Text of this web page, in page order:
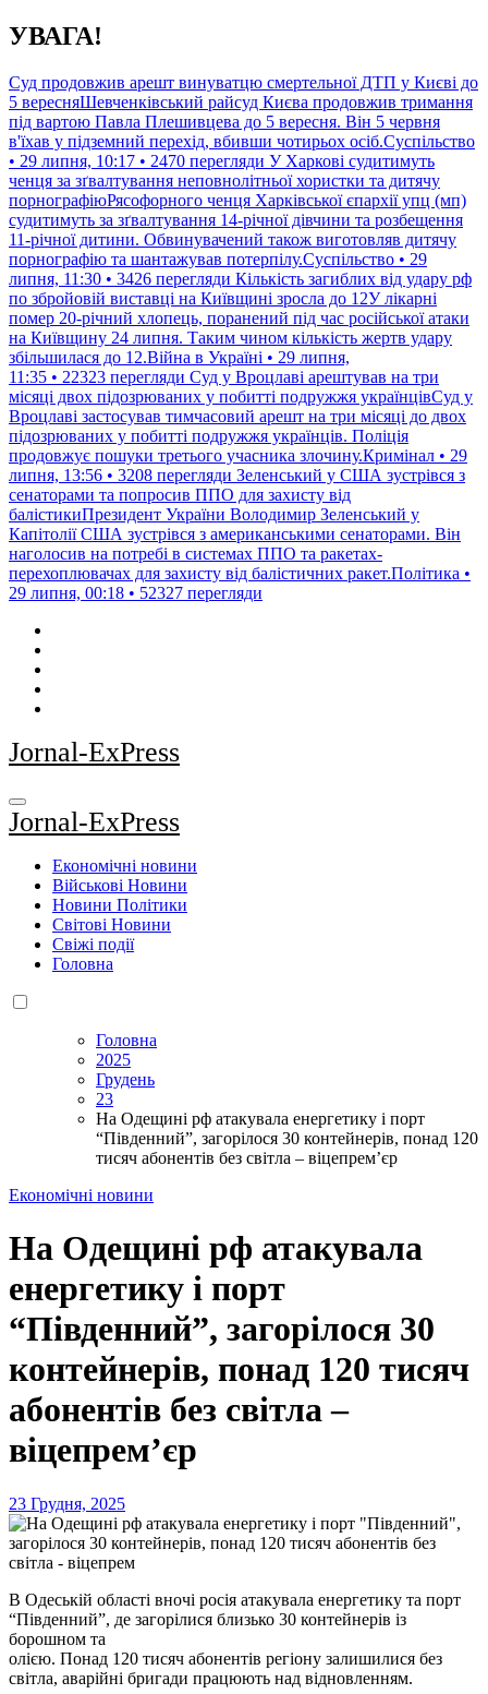
Перейти
до
УВАГА!
Суд продовжив арешт винуватцю смертельної ДТП у Києві до
5 вересняШевченківський райсуд Києва продовжив тримання
під вартою Павла Плешивцева до 5 вересня. Він 5 червня
в'їхав у підземний перехід, вбивши чотирьох осіб.Суспільство
• 29 липня, 10:17 • 2470 перегляди У Харкові судитимуть
ченця за зґвалтування неповнолітньої хористки та дитячу
порнографіюРясофорного ченця Харківської єпархії упц (мп)
судитимуть за зґвалтування 14-річної дівчини та розбещення
11-річної дитини. Обвинувачений також виготовляв дитячу
порнографію та шантажував потерпілу.Суспільство • 29
липня, 11:30 • 3426 перегляди Кількість загиблих від удару рф
по збройовій виставці на Київщині зросла до 12У лікарні
помер 20-річний хлопець, поранений під час російської атаки
на Київщину 24 липня. Таким чином кількість жертв удару
збільшилася до 12.Війна в Україні • 29 липня,
11:35 • 22323 перегляди Суд у Вроцлаві арештував на три
місяці двох підозрюваних у побитті подружжя українцівСуд у
Вроцлаві застосував тимчасовий арешт на три місяці до двох
підозрюваних у побитті подружжя українців. Поліція
продовжує пошуки третього учасника злочину.Кримінал • 29
липня, 13:56 • 3208 перегляди Зеленський у США зустрівся з
сенаторами та попросив ППО для захисту від
балістикиПрезидент України Володимир Зеленський у
Капітолії США зустрівся з американськими сенаторами. Він
наголосив на потребі в системах ППО та ракетах-
перехоплювачах для захисту від балістичних ракет.Політика •
29 липня, 00:18 • 52327 перегляди
Jornal-ExPress
Jornal-ExPress
Економічні новини
Військові Новини
Новини Політики
Світові Новини
Свіжі події
Головна
Головна
2025
Грудень
23
На Одещині рф атакувала енергетику і порт
“Південний”, загорілося 30 контейнерів, понад 120
тисяч абонентів без світла – віцепрем’єр
Економічні новини
На Одещині рф атакувала
енергетику і порт
“Південний”, загорілося 30
контейнерів, понад 120 тисяч
абонентів без світла –
віцепрем’єр
23 Грудня, 2025
В Одеській області вночі росія атакувала енергетику та порт
“Південний”, де загорілися близько 30 контейнерів із
борошном та
олією. Понад 120 тисяч абонентів регіону залишилися без
світла, аварійні бригади працюють над відновленням.